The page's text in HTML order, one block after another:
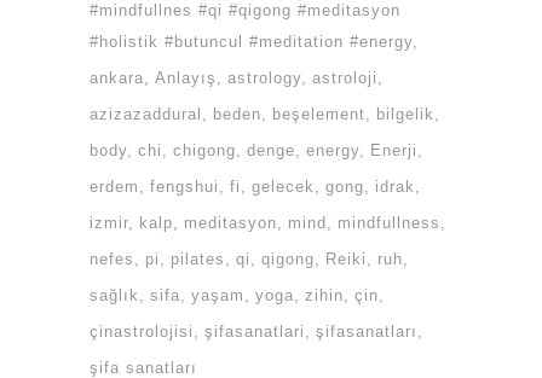
#mindfullnes #qi #qigong #meditasyon
#holistik #butuncul #meditation #energy
ankara
Anlayış astrology astroloji
azizazaddural
beden beşelement
bilgelik
body chi chigong denge energy
Enerji
erdem
fengshui fi gelecek gong
idrak
izmir
kalp meditasyon mind
mindfullness
nefes
pi pilates qi qigong Reiki
ruh
sağlık
sifa yaşam yoga zihin
çin
çinastrolojisi
şifasanatlari
şifasanatları
şifa sanatları